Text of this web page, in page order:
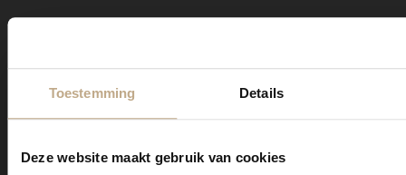
Toestemming Details
Deze website maakt gebruik van cookies